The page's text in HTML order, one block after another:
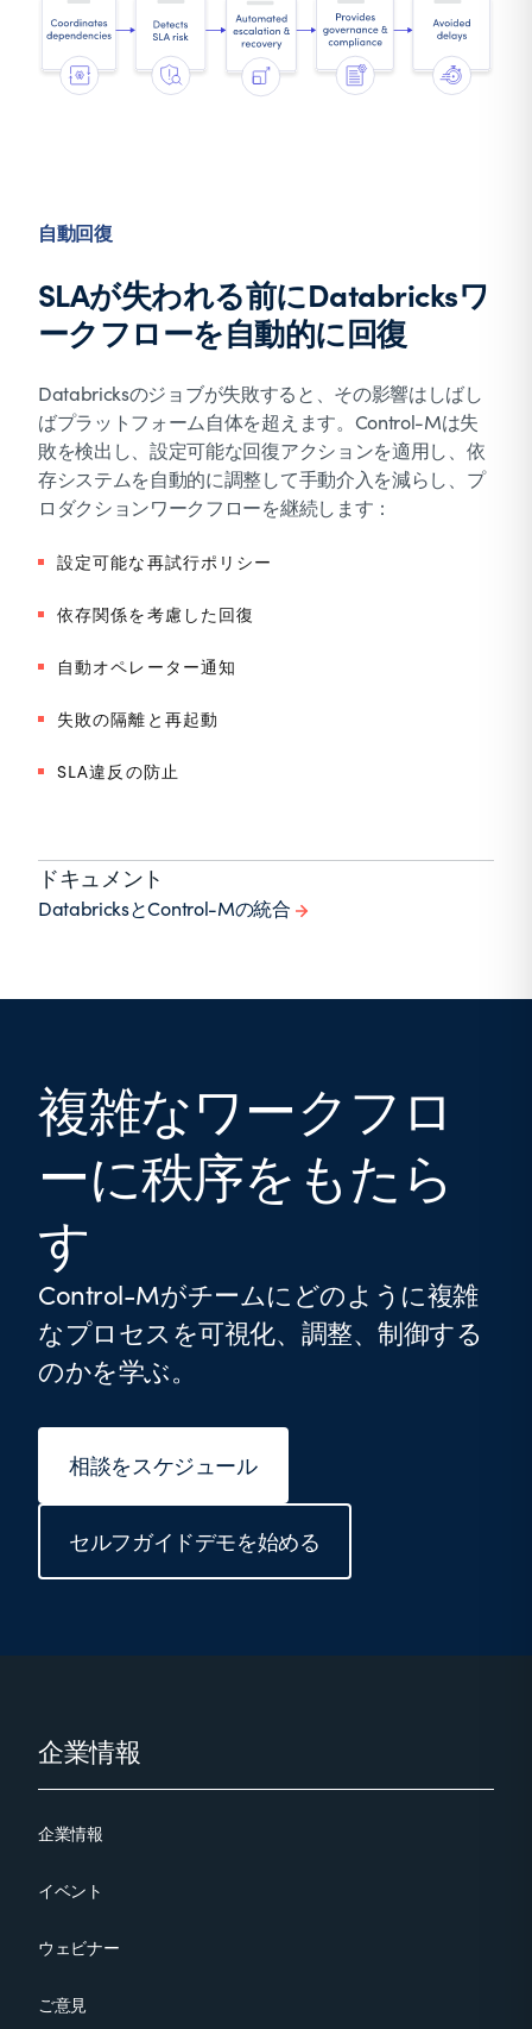
自動回復
SLAが失われる前にDatabricksワ
ークフローを自動的に回復
Databricksのジョブが失敗すると、その影響はしばし
ばプラットフォーム自体を超えます。Control-Mは失
敗を検出し、設定可能な回復アクションを適用し、依
存システムを自動的に調整して手動介入を減らし、プ
ロダクションワークフローを継続します：
設定可能な再試行ポリシー
依存関係を考慮した回復
自動オペレーター通知
失敗の隔離と再起動
SLA違反の防止
ドキュメント
DatabricksとControl-Mの統合
複雑なワークフロ
ーに秩序をもたら
す
Control-Mがチームにどのように複雑
なプロセスを可視化、調整、制御する
のかを学ぶ。
相談をスケジュール
セルフガイドデモを始める
Footer企業情報
企業情報
イベント
ウェビナー
ご意見